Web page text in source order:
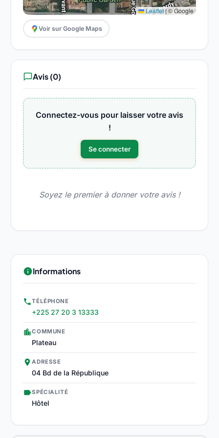
Leaflet|© Google
Voir sur Google Maps
chat_bubble_outlineAvis (0)
Connectez-vous pour laisser votre avis
!
Se connecter
Soyez le premier à donner votre avis !
infoInformations
phoneTÉLÉPHONE
+225 27 20 3 13333
location_cityCOMMUNE
Plateau
placeADRESSE
04 Bd de la République
labelSPÉCIALITÉ
Hôtel